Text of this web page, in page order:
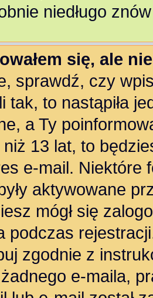
niedługo
się, ale
sprawdź, czy
tak, to nastąpiła
a Ty
13 lat, to
e-mail. Niektóre
aktywowane
mógł się
podczas
zgodnie z
e-maila,